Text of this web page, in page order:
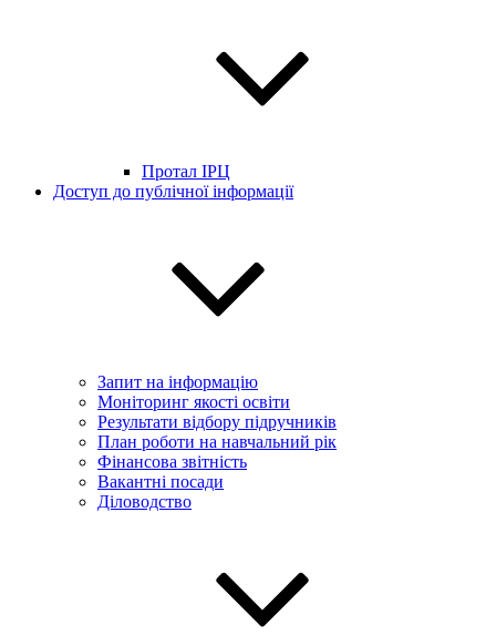
Протал ІРЦ
Доступ до публічної інформації
Запит на інформацію
Моніторинг якості освіти
Результати відбору підручників
План роботи на навчальний рік
Фінансова звітність
Вакантні посади
Діловодство